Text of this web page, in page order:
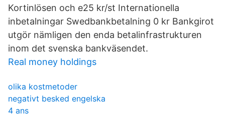
Kortinlösen och e25 kr/st Internationella
inbetalningar Swedbankbetalning 0 kr Bankgirot
utgör nämligen den enda betalinfrastrukturen
inom det svenska bankväsendet.
Real money holdings
olika kostmetoder
negativt besked engelska
4 ans